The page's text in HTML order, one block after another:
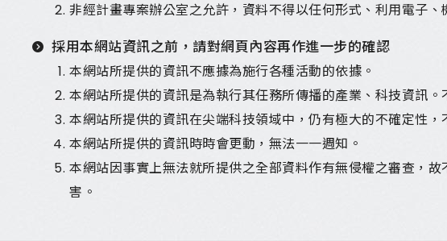
非經計畫專案辦公室之允許，資料不得以任何形式、利用電子
採用本網站資訊之前，請對網頁內容再作進一步的確認
本網站所提供的資訊不應據為施行各種活動的依據。
本網站所提供的資訊是為執行其任務所傳播的產業、科技資訊
本網站所提供的資訊在尖端科技領域中，仍有極大的不確定性
本網站所提供的資訊時時會更動，無法一一週知。
本網站因事實上無法就所提供之全部資料作有無侵權之審查，
害。